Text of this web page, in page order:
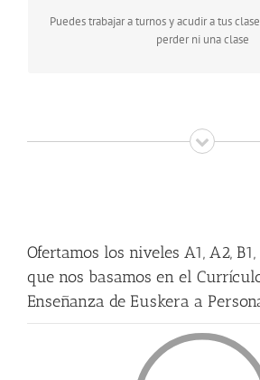
Puedes trabajar a turnos y acudir a tus
perder ni una clase
Ofertamos los niveles A1, A2, B1,
que nos basamos en el
Enseñanza de Euskera a